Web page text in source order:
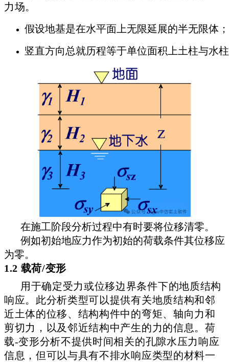
力场。
假设地基是在水平面上无限延展的半无限体；
竖直方向总就历程等于单位面积上土柱与水
在施工阶段分析过程中有时要将位移清零。
例如初始地应力作为初始的荷载条件其位移应
为零。
1.2 载荷/变形
用于确定受力或位移边界条件下的地质结构
响应。此分析类型可以提供有关地质结构和邻
近土体的位移、结构构件中的弯矩、轴向力和
剪切力，以及邻近结构中产生的力的信息。荷
载-变形分析不提供时间相关的孔隙水压力响应
信息，但可以与具有不排水响应类型的材料一